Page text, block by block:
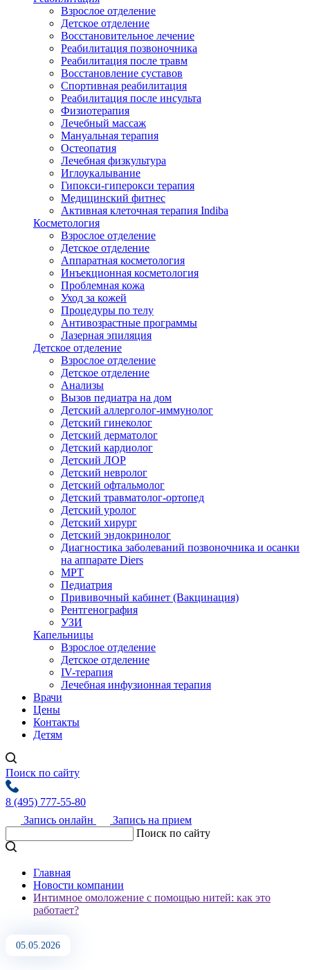
Взрослое отделение
Детское отделение
Восстановительное лечение
Реабилитация позвоночника
Реабилитация после травм
Восстановление суставов
Спортивная реабилитация
Реабилитация после инсульта
Физиотерапия
Лечебный массаж
Мануальная терапия
Остеопатия
Лечебная физкультура
Иглоукалывание
Гипокси-гиперокси терапия
Медицинский фитнес
Активная клеточная терапия Indiba
Косметология
Взрослое отделение
Детское отделение
Аппаратная косметология
Инъекционная косметология
Проблемная кожа
Уход за кожей
Процедуры по телу
Антивозрастные программы
Лазерная эпиляция
Детское отделение
Взрослое отделение
Детское отделение
Анализы
Вызов педиатра на дом
Детский аллерголог-иммунолог
Детский гинеколог
Детский дерматолог
Детский кардиолог
Детский ЛОР
Детский невролог
Детский офтальмолог
Детский травматолог-ортопед
Детский уролог
Детский хирург
Детский эндокринолог
Диагностика заболеваний позвоночника и осанки
на аппарате Diers
МРТ
Педиатрия
Прививочный кабинет (Вакцинация)
Рентгенография
УЗИ
Капельницы
Взрослое отделение
Детское отделение
IV-терапия
Лечебная инфузионная терапия
Врачи
Цены
Контакты
Детям
Поиск по сайту
8 (495) 777-55-80
Запись онлайн
Запись на прием
Поиск по сайту
Главная
Новости компании
Интимное омоложение с помощью нитей: как это
работает?
05.05.2026